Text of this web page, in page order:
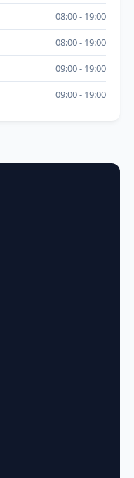
08:00 19:00
08:00 19:00
09:00 19:00
09:00 19:00